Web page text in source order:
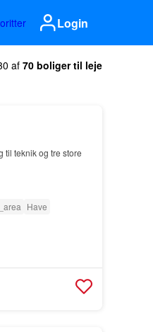
Login
af 70 boliger til leje
til teknik og tre store
Have